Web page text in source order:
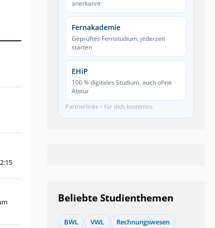
anerkannt
Fernakademie
Geprüftes Fernstudium, jederzeit
starten
EHiP
100 % digitales Studium, auch ohne
Abitur
Partnerlinks – für dich kostenlos.
Beliebte Studienthemen
BWL VWL
Rechnungswesen